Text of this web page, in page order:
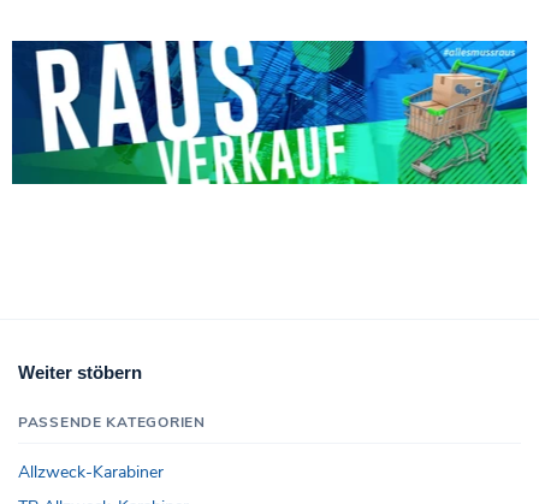
Weiter stöbern
PASSENDE KATEGORIEN
Allzweck-Karabiner